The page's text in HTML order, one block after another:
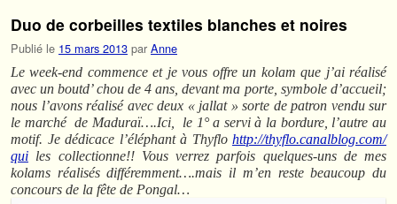
Duo de corbeilles textiles blanches et noires
Publié le 15 mars 2013 par Anne
Le week-end commence et je vous offre un kolam que j’ai réalisé
avec un boutd’ chou de 4 ans, devant ma porte, symbole d’accueil;
nous l’avons réalisé avec deux « jallat » sorte de patron vendu sur
le marché de Maduraï….Ici, le 1° a servi à la bordure, l’autre au
motif. Je dédicace l’éléphant à Thyflo http://thyflo.canalblog.com/
qui les collectionne!! Vous verrez parfois quelques-uns de mes
kolams réalisés différemment….mais il m’en reste beaucoup du
concours de la fête de Pongal…